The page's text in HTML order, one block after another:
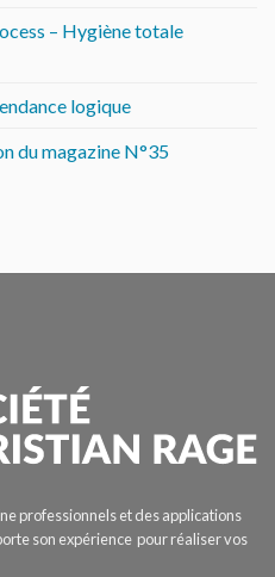
– Hygiène totale
logique
du magazine N°35
professionnels et des applications
son expérience pour réaliser vos